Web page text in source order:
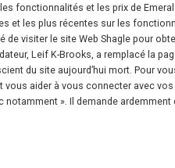
fonctionnalités et les prix de
et les plus récentes sur les
visiter le site Web Shagle pour
Leif K-Brooks, a remplacé la
du site aujourd’hui mort. Pour
aider à vous connecter avec vos
». Il demande